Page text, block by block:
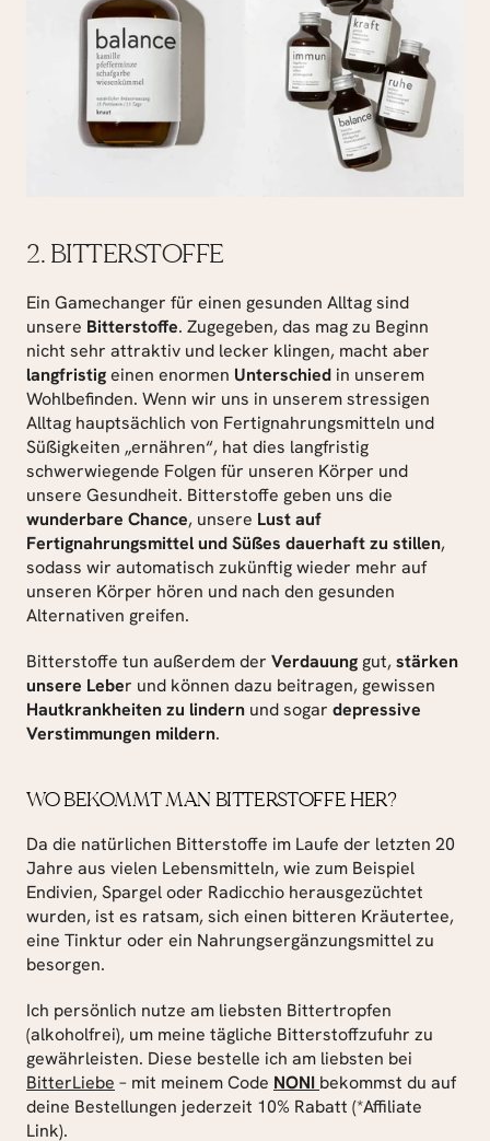
2. BITTERSTOFFE
Ein Gamechanger für einen gesunden Alltag sind
unsere Bitterstoffe. Zugegeben, das mag zu Beginn
langfristig einen enormen Unterschied in unserem
Wohlbefinden. Wenn wir uns in unserem stressigen
Alltag hauptsächlich von Fertignahrungsmitteln und
Süßigkeiten „ernähren“, hat dies langfristig
schwerwiegende Folgen für unseren Körper und
wunderbare Chance, unsere Lust auf
Fertignahrungsmittel und Süßes dauerhaft zu stillen,
sodass wir automatisch zukünftig wieder mehr auf
unseren Körper hören und nach den gesunden
Alternativen greifen.
Bitterstoffe tun außerdem der Verdauung gut, stärken
unsere Lebe
Hautkrankheiten zu lindern und sogar depressive
Verstimmungen mildern.
WO BEKOMMT MAN BITTERSTOFFE HER?
Da die natürlichen Bitterstoffe im Laufe der letzten 20
Jahre aus vielen Lebensmitteln, wie zum Beispiel
Endivien, Spargel oder Radicchio herausgezüchtet
wurden, ist es ratsam, sich einen bitteren Kräutertee,
eine Tinktur oder ein Nahrungsergänzungsmittel zu
besorgen.
Ich persönlich nutze am liebsten Bittertropfen
(alkoholfrei), um meine tägliche Bitterstoffzufuhr zu
BitterLiebe – mit meinem Code NONI bekommst du auf
deine Bestellungen jederzeit 10% Rabatt (*Affiliate
Link).